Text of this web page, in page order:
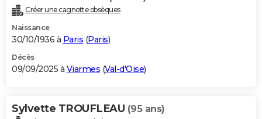
Créer une cagnotte obsèques
Naissance
30/10/1936 à Paris (Paris)
Décès
09/09/2025 à Viarmes (Val-d'Oise)
Sylvette TROUFLEAU (95 ans)